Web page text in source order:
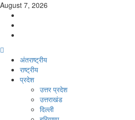
Skip
content
August 7, 2026
Menuअंतराष्ट्रीय
राष्ट्रीय
प्रदेश
उत्तर प्रदेश
उत्तराखंड
दिल्ली